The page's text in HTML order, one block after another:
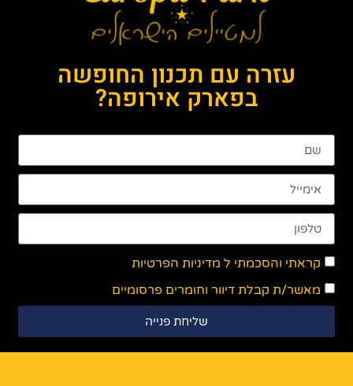
עזרה עם תכנון החופשה
בפארק אירופה?
קראתי והסכמתי ל מדיניות הפרטיות
מאשר/ת קבלת דיוור וחומרים פרסומיים
שליחת פנייה